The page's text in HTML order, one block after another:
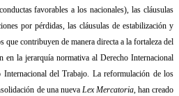
favorables a los nacionales), las cláusulas
por pérdidas, las cláusulas de estabilización y
contribuyen de manera directa a la fortaleza del
en la jerarquía normativa al Derecho Internacional
del Trabajo. La reformulación de los
de una nueva Lex Mercatoria, han creado